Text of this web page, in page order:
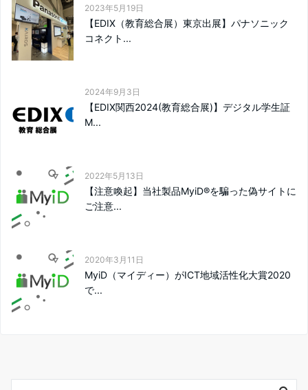
2023年5月19日
【EDIX（教育総合展）東京出展】パナソニック
コネクト...
2024年9月3日
【EDIX関西2024(教育総合展)】デジタル学生証
M...
2022年5月13日
【注意喚起】当社製品MyiD®を騙った偽サイトに
ご注意...
2020年3月11日
MyiD（マイディー）がICT地域活性化大賞2020
で...